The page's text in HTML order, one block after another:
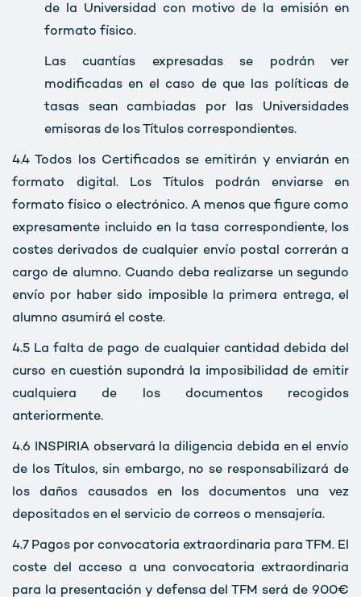
de la Universidad con motivo de la emisión en
formato físico.
Las cuantías expresadas se podrán ver
modificadas en el caso de que las políticas de
tasas sean cambiadas por las Universidades
emisoras de los Títulos correspondientes.
4.4 Todos los Certificados se emitirán y enviarán en
formato digital. Los Títulos podrán enviarse en
formato físico o electrónico. A menos que figure como
expresamente incluido en la tasa correspondiente, los
costes derivados de cualquier envío postal correrán a
cargo de alumno. Cuando deba realizarse un segundo
envío por haber sido imposible la primera entrega, el
alumno asumirá el coste.
4.5 La falta de pago de cualquier cantidad debida del
curso en cuestión supondrá la imposibilidad de emitir
cualquiera de los documentos recogidos
anteriormente.
4.6 INSPIRIA observará la diligencia debida en el envío
de los Títulos, sin embargo, no se responsabilizará de
los daños causados en los documentos una vez
depositados en el servicio de correos o mensajería.
4.7 Pagos por convocatoria extraordinaria para TFM. El
coste del acceso a una convocatoria extraordinaria
para la presentación y defensa del TFM será de 900€